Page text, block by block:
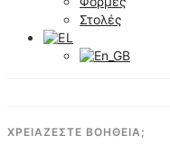
Στολές
ΧΡΕΙΑΖΕΣΤΕ ΒΟΗΘΕΙΑ;